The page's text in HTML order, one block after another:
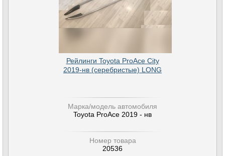
Рейлинги Toyota ProAce City
2019-нв (серебристые) LONG
Марка/модель автомобиля
Toyota ProAce 2019 - нв
Номер товара
20536